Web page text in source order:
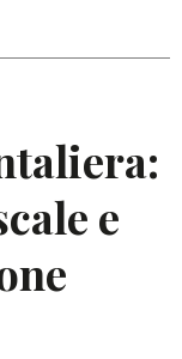
e